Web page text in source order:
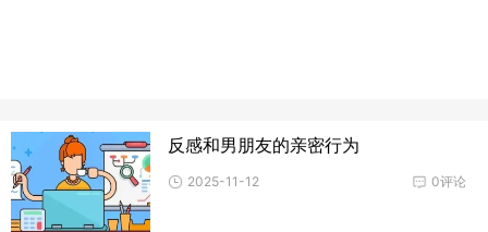
反感和男朋友的亲密行为
0评论
2025-11-12